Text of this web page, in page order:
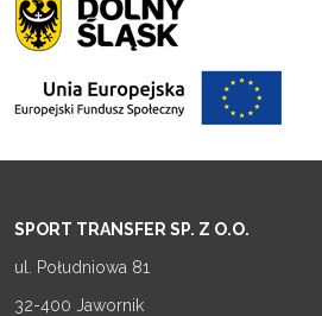
SPORT TRANSFER SP. Z O.O.
ul. Południowa 81
32-400 Jawornik